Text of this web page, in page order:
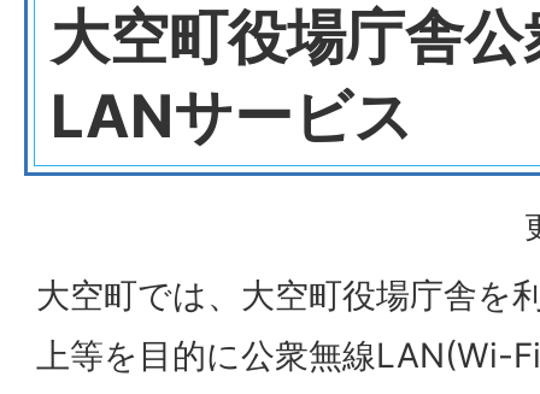
大空町役場庁舎
LANサービス
大空町では、大空町役場庁舎を
上等を目的に公衆無線LAN(Wi-